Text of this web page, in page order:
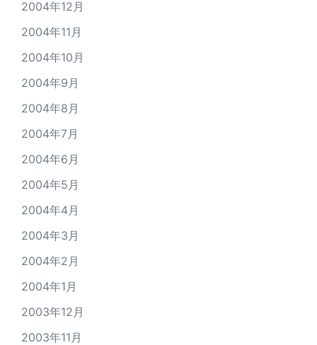
2004年12月
2004年11月
2004年10月
2004年9月
2004年8月
2004年7月
2004年6月
2004年5月
2004年4月
2004年3月
2004年2月
2004年1月
2003年12月
2003年11月